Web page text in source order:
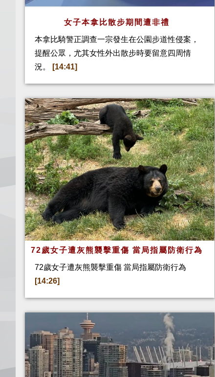
女子本拿比散步期間遭非禮
本拿比騎警正調查一宗發生在公園步道性侵案，
提醒公眾，尤其女性外出散步時要留意四周情
況。
[14:41]
72歲女子遭灰熊襲擊重傷 當局指屬防衛行為
72歲女子遭灰熊襲擊重傷 當局指屬防衛行為
[14:26]